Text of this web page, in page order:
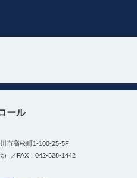
ール
市高松町1-100-25-5F
）／FAX：042-528-1442